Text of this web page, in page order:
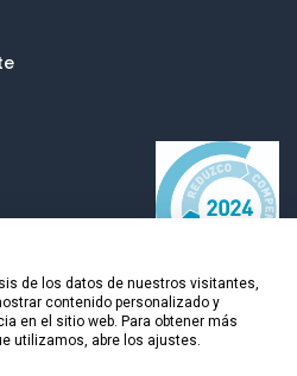
de los datos de nuestros visitantes,
contenido personalizado y
en el sitio web. Para obtener más
utilizamos, abre los ajustes.